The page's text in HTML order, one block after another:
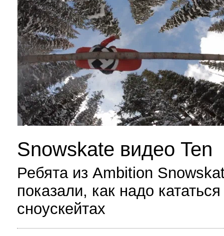
Snowskate видео Ten
Ребята из Ambition
показали, как надо
сноускейтах